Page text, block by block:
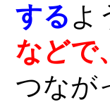
する よ
などで
つなが